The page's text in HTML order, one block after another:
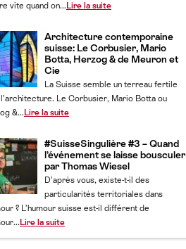
vite quand on... Lire la suite
Architecture contemporaine
suisse: Le Corbusier, Mario
Botta, Herzog & de Meuron et
Cie
La Suisse semble un terreau fertile
Le Corbusier, Mario Botta ou
&... Lire la suite
#SuisseSingulière #3 – Quand
l’événement se laisse bousculer
par Thomas Wiesel
D’après vous, existe-t-il des
particularités territoriales dans
? L’humour suisse est-il différent de
Lire la suite